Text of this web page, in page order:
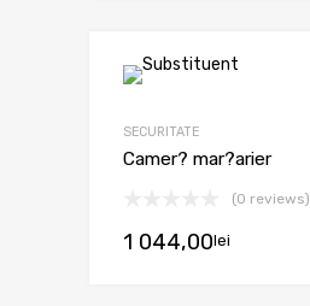
SECURITATE
Camer? mar?arier
(0 reviews)
1 044,00lei